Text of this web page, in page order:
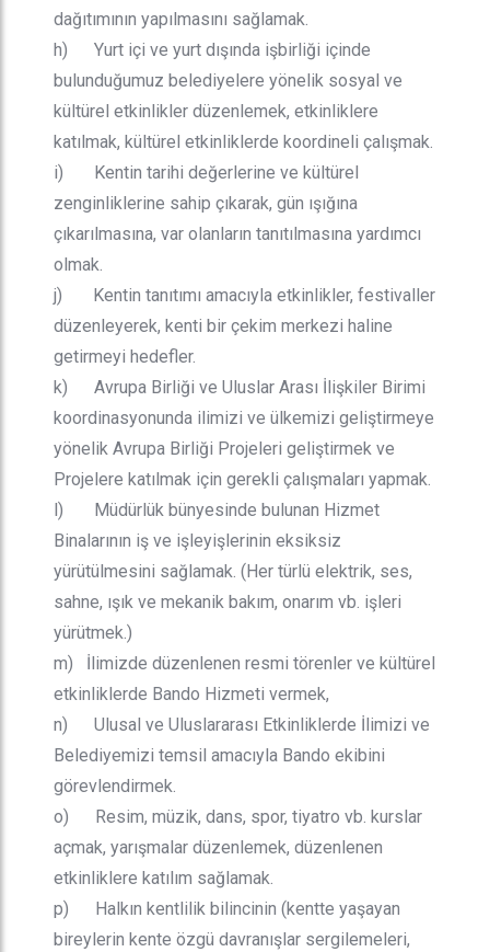
dağıtımının yapılmasını sağlamak.
h) Yurt içi ve yurt dışında işbirliği içinde
bulunduğumuz belediyelere yönelik sosyal ve
kültürel etkinlikler düzenlemek, etkinliklere
katılmak, kültürel etkinliklerde koordineli çalışmak.
i) Kentin tarihi değerlerine ve kültürel
zenginliklerine sahip çıkarak, gün ışığına
çıkarılmasına, var olanların tanıtılmasına yardımcı
olmak.
j) Kentin tanıtımı amacıyla etkinlikler, festivaller
düzenleyerek, kenti bir çekim merkezi haline
getirmeyi hedefler.
k) Avrupa Birliği ve Uluslar Arası İlişkiler Birimi
koordinasyonunda ilimizi ve ülkemizi geliştirmeye
yönelik Avrupa Birliği Projeleri geliştirmek ve
Projelere katılmak için gerekli çalışmaları yapmak.
l) Müdürlük bünyesinde bulunan Hizmet
Binalarının iş ve işleyişlerinin eksiksiz
yürütülmesini sağlamak. (Her türlü elektrik, ses,
sahne, ışık ve mekanik bakım, onarım vb. işleri
yürütmek.)
m) İlimizde düzenlenen resmi törenler ve kültürel
etkinliklerde Bando Hizmeti vermek,
n) Ulusal ve Uluslararası Etkinliklerde İlimizi ve
Belediyemizi temsil amacıyla Bando ekibini
görevlendirmek.
o) Resim, müzik, dans, spor, tiyatro vb. kurslar
açmak, yarışmalar düzenlemek, düzenlenen
etkinliklere katılım sağlamak.
p) Halkın kentlilik bilincinin (kentte yaşayan
bireylerin kente özgü davranışlar sergilemeleri,